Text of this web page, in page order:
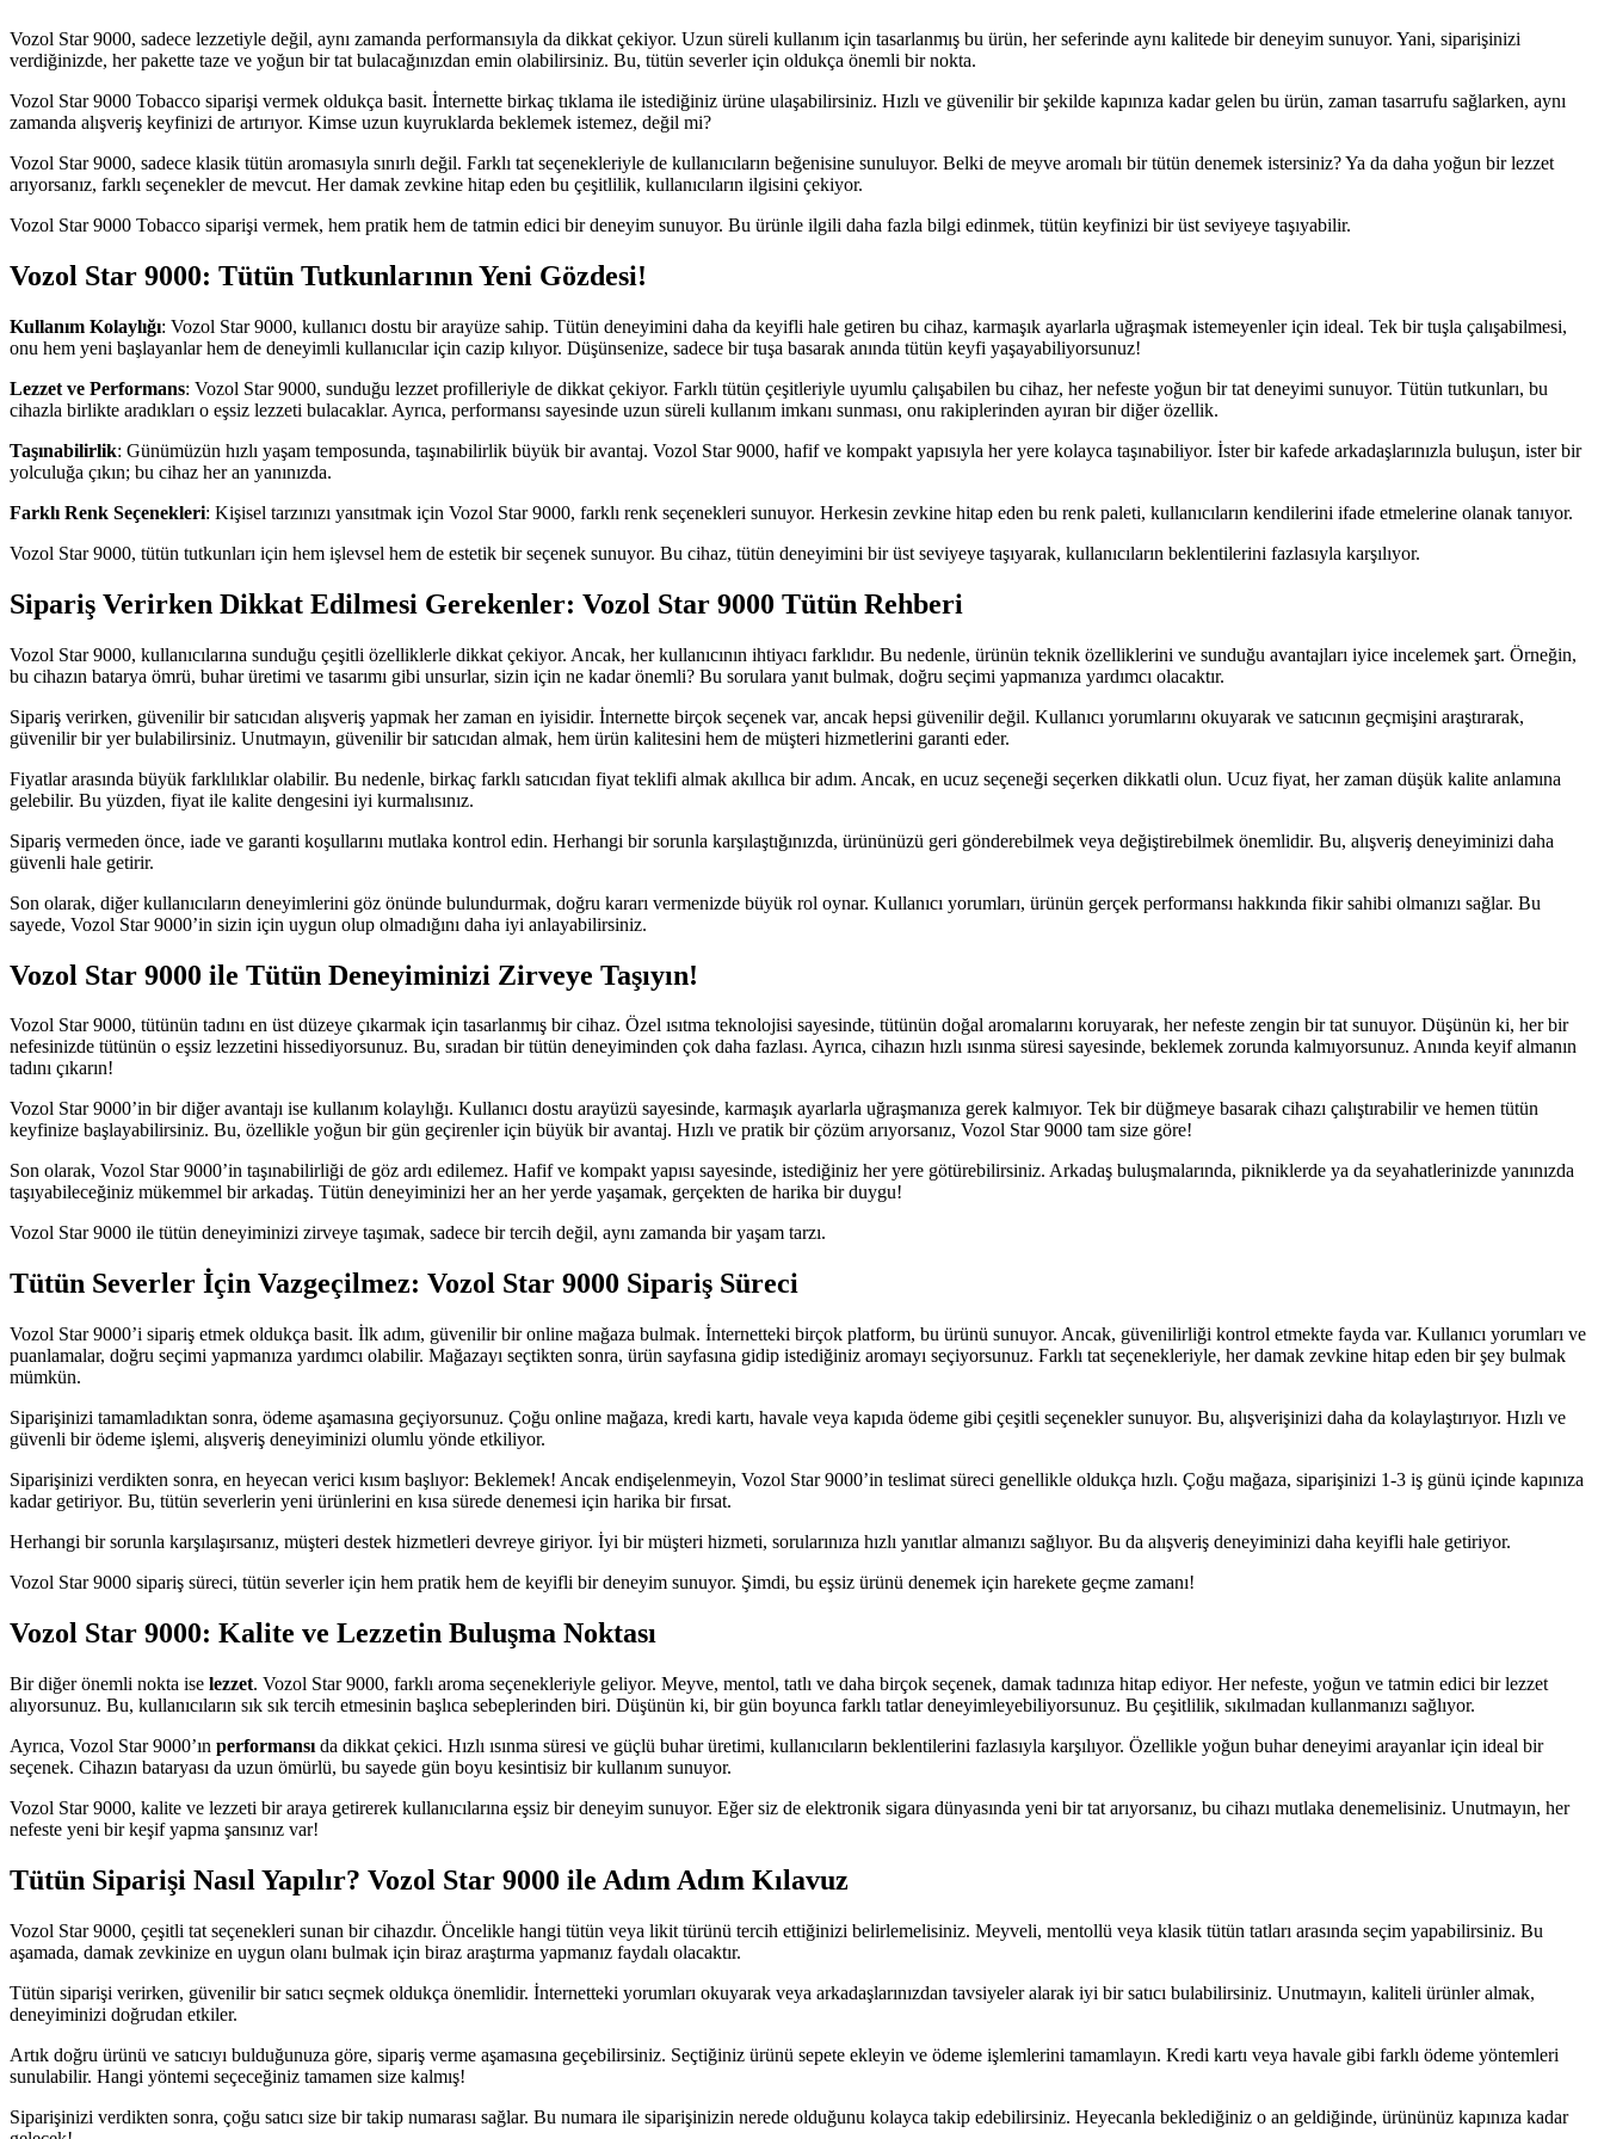
Vozol Star 9000, sadece lezzetiyle değil, aynı zamanda performansıyla da dikkat çekiyor. Uzun süreli kullanım için tasarlanmış bu ürün, her seferinde aynı kalitede bir deneyim sunuyor. Yani, siparişinizi
verdiğinizde, her pakette taze ve yoğun bir tat bulacağınızdan emin olabilirsiniz. Bu, tütün severler için oldukça önemli bir nokta.
Vozol Star 9000 Tobacco siparişi vermek oldukça basit. İnternette birkaç tıklama ile istediğiniz ürüne ulaşabilirsiniz. Hızlı ve güvenilir bir şekilde kapınıza kadar gelen bu ürün, zaman tasarrufu sağlarken, aynı
zamanda alışveriş keyfinizi de artırıyor. Kimse uzun kuyruklarda beklemek istemez, değil mi?
Vozol Star 9000, sadece klasik tütün aromasıyla sınırlı değil. Farklı tat seçenekleriyle de kullanıcıların beğenisine sunuluyor. Belki de meyve aromalı bir tütün denemek istersiniz? Ya da daha yoğun bir lezzet
arıyorsanız, farklı seçenekler de mevcut. Her damak zevkine hitap eden bu çeşitlilik, kullanıcıların ilgisini çekiyor.
Vozol Star 9000 Tobacco siparişi vermek, hem pratik hem de tatmin edici bir deneyim sunuyor. Bu ürünle ilgili daha fazla bilgi edinmek, tütün keyfinizi bir üst seviyeye taşıyabilir.
Vozol Star 9000: Tütün Tutkunlarının Yeni Gözdesi!
Kullanım Kolaylığı: Vozol Star 9000, kullanıcı dostu bir arayüze sahip. Tütün deneyimini daha da keyifli hale getiren bu cihaz, karmaşık ayarlarla uğraşmak istemeyenler için ideal. Tek bir tuşla çalışabilmesi,
onu hem yeni başlayanlar hem de deneyimli kullanıcılar için cazip kılıyor. Düşünsenize, sadece bir tuşa basarak anında tütün keyfi yaşayabiliyorsunuz!
Lezzet ve Performans: Vozol Star 9000, sunduğu lezzet profilleriyle de dikkat çekiyor. Farklı tütün çeşitleriyle uyumlu çalışabilen bu cihaz, her nefeste yoğun bir tat deneyimi sunuyor. Tütün tutkunları, bu
cihazla birlikte aradıkları o eşsiz lezzeti bulacaklar. Ayrıca, performansı sayesinde uzun süreli kullanım imkanı sunması, onu rakiplerinden ayıran bir diğer özellik.
Taşınabilirlik: Günümüzün hızlı yaşam temposunda, taşınabilirlik büyük bir avantaj. Vozol Star 9000, hafif ve kompakt yapısıyla her yere kolayca taşınabiliyor. İster bir kafede arkadaşlarınızla buluşun, ister bir
yolculuğa çıkın; bu cihaz her an yanınızda.
Farklı Renk Seçenekleri: Kişisel tarzınızı yansıtmak için Vozol Star 9000, farklı renk seçenekleri sunuyor. Herkesin zevkine hitap eden bu renk paleti, kullanıcıların kendilerini ifade etmelerine olanak tanıyor.
Vozol Star 9000, tütün tutkunları için hem işlevsel hem de estetik bir seçenek sunuyor. Bu cihaz, tütün deneyimini bir üst seviyeye taşıyarak, kullanıcıların beklentilerini fazlasıyla karşılıyor.
Sipariş Verirken Dikkat Edilmesi Gerekenler: Vozol Star 9000 Tütün Rehberi
Vozol Star 9000, kullanıcılarına sunduğu çeşitli özelliklerle dikkat çekiyor. Ancak, her kullanıcının ihtiyacı farklıdır. Bu nedenle, ürünün teknik özelliklerini ve sunduğu avantajları iyice incelemek şart. Örneğin,
bu cihazın batarya ömrü, buhar üretimi ve tasarımı gibi unsurlar, sizin için ne kadar önemli? Bu sorulara yanıt bulmak, doğru seçimi yapmanıza yardımcı olacaktır.
Sipariş verirken, güvenilir bir satıcıdan alışveriş yapmak her zaman en iyisidir. İnternette birçok seçenek var, ancak hepsi güvenilir değil. Kullanıcı yorumlarını okuyarak ve satıcının geçmişini araştırarak,
güvenilir bir yer bulabilirsiniz. Unutmayın, güvenilir bir satıcıdan almak, hem ürün kalitesini hem de müşteri hizmetlerini garanti eder.
Fiyatlar arasında büyük farklılıklar olabilir. Bu nedenle, birkaç farklı satıcıdan fiyat teklifi almak akıllıca bir adım. Ancak, en ucuz seçeneği seçerken dikkatli olun. Ucuz fiyat, her zaman düşük kalite anlamına
gelebilir. Bu yüzden, fiyat ile kalite dengesini iyi kurmalısınız.
Sipariş vermeden önce, iade ve garanti koşullarını mutlaka kontrol edin. Herhangi bir sorunla karşılaştığınızda, ürününüzü geri gönderebilmek veya değiştirebilmek önemlidir. Bu, alışveriş deneyiminizi daha
güvenli hale getirir.
Son olarak, diğer kullanıcıların deneyimlerini göz önünde bulundurmak, doğru kararı vermenizde büyük rol oynar. Kullanıcı yorumları, ürünün gerçek performansı hakkında fikir sahibi olmanızı sağlar. Bu
sayede, Vozol Star 9000’in sizin için uygun olup olmadığını daha iyi anlayabilirsiniz.
Vozol Star 9000 ile Tütün Deneyiminizi Zirveye Taşıyın!
Vozol Star 9000, tütünün tadını en üst düzeye çıkarmak için tasarlanmış bir cihaz. Özel ısıtma teknolojisi sayesinde, tütünün doğal aromalarını koruyarak, her nefeste zengin bir tat sunuyor. Düşünün ki, her bir
nefesinizde tütünün o eşsiz lezzetini hissediyorsunuz. Bu, sıradan bir tütün deneyiminden çok daha fazlası. Ayrıca, cihazın hızlı ısınma süresi sayesinde, beklemek zorunda kalmıyorsunuz. Anında keyif almanın
tadını çıkarın!
Vozol Star 9000’in bir diğer avantajı ise kullanım kolaylığı. Kullanıcı dostu arayüzü sayesinde, karmaşık ayarlarla uğraşmanıza gerek kalmıyor. Tek bir düğmeye basarak cihazı çalıştırabilir ve hemen tütün
keyfinize başlayabilirsiniz. Bu, özellikle yoğun bir gün geçirenler için büyük bir avantaj. Hızlı ve pratik bir çözüm arıyorsanız, Vozol Star 9000 tam size göre!
Son olarak, Vozol Star 9000’in taşınabilirliği de göz ardı edilemez. Hafif ve kompakt yapısı sayesinde, istediğiniz her yere götürebilirsiniz. Arkadaş buluşmalarında, pikniklerde ya da seyahatlerinizde yanınızda
taşıyabileceğiniz mükemmel bir arkadaş. Tütün deneyiminizi her an her yerde yaşamak, gerçekten de harika bir duygu!
Vozol Star 9000 ile tütün deneyiminizi zirveye taşımak, sadece bir tercih değil, aynı zamanda bir yaşam tarzı.
Tütün Severler İçin Vazgeçilmez: Vozol Star 9000 Sipariş Süreci
Vozol Star 9000’i sipariş etmek oldukça basit. İlk adım, güvenilir bir online mağaza bulmak. İnternetteki birçok platform, bu ürünü sunuyor. Ancak, güvenilirliği kontrol etmekte fayda var. Kullanıcı yorumları ve
puanlamalar, doğru seçimi yapmanıza yardımcı olabilir. Mağazayı seçtikten sonra, ürün sayfasına gidip istediğiniz aromayı seçiyorsunuz. Farklı tat seçenekleriyle, her damak zevkine hitap eden bir şey bulmak
mümkün.
Siparişinizi tamamladıktan sonra, ödeme aşamasına geçiyorsunuz. Çoğu online mağaza, kredi kartı, havale veya kapıda ödeme gibi çeşitli seçenekler sunuyor. Bu, alışverişinizi daha da kolaylaştırıyor. Hızlı ve
güvenli bir ödeme işlemi, alışveriş deneyiminizi olumlu yönde etkiliyor.
Siparişinizi verdikten sonra, en heyecan verici kısım başlıyor: Beklemek! Ancak endişelenmeyin, Vozol Star 9000’in teslimat süreci genellikle oldukça hızlı. Çoğu mağaza, siparişinizi 1-3 iş günü içinde kapınıza
kadar getiriyor. Bu, tütün severlerin yeni ürünlerini en kısa sürede denemesi için harika bir fırsat.
Herhangi bir sorunla karşılaşırsanız, müşteri destek hizmetleri devreye giriyor. İyi bir müşteri hizmeti, sorularınıza hızlı yanıtlar almanızı sağlıyor. Bu da alışveriş deneyiminizi daha keyifli hale getiriyor.
Vozol Star 9000 sipariş süreci, tütün severler için hem pratik hem de keyifli bir deneyim sunuyor. Şimdi, bu eşsiz ürünü denemek için harekete geçme zamanı!
Vozol Star 9000: Kalite ve Lezzetin Buluşma Noktası
Bir diğer önemli nokta ise lezzet. Vozol Star 9000, farklı aroma seçenekleriyle geliyor. Meyve, mentol, tatlı ve daha birçok seçenek, damak tadınıza hitap ediyor. Her nefeste, yoğun ve tatmin edici bir lezzet
alıyorsunuz. Bu, kullanıcıların sık sık tercih etmesinin başlıca sebeplerinden biri. Düşünün ki, bir gün boyunca farklı tatlar deneyimleyebiliyorsunuz. Bu çeşitlilik, sıkılmadan kullanmanızı sağlıyor.
Ayrıca, Vozol Star 9000’ın performansı da dikkat çekici. Hızlı ısınma süresi ve güçlü buhar üretimi, kullanıcıların beklentilerini fazlasıyla karşılıyor. Özellikle yoğun buhar deneyimi arayanlar için ideal bir
seçenek. Cihazın bataryası da uzun ömürlü, bu sayede gün boyu kesintisiz bir kullanım sunuyor.
Vozol Star 9000, kalite ve lezzeti bir araya getirerek kullanıcılarına eşsiz bir deneyim sunuyor. Eğer siz de elektronik sigara dünyasında yeni bir tat arıyorsanız, bu cihazı mutlaka denemelisiniz. Unutmayın, her
nefeste yeni bir keşif yapma şansınız var!
Tütün Siparişi Nasıl Yapılır? Vozol Star 9000 ile Adım Adım Kılavuz
Vozol Star 9000, çeşitli tat seçenekleri sunan bir cihazdır. Öncelikle hangi tütün veya likit türünü tercih ettiğinizi belirlemelisiniz. Meyveli, mentollü veya klasik tütün tatları arasında seçim yapabilirsiniz. Bu
aşamada, damak zevkinize en uygun olanı bulmak için biraz araştırma yapmanız faydalı olacaktır.
Tütün siparişi verirken, güvenilir bir satıcı seçmek oldukça önemlidir. İnternetteki yorumları okuyarak veya arkadaşlarınızdan tavsiyeler alarak iyi bir satıcı bulabilirsiniz. Unutmayın, kaliteli ürünler almak,
deneyiminizi doğrudan etkiler.
Artık doğru ürünü ve satıcıyı bulduğunuza göre, sipariş verme aşamasına geçebilirsiniz. Seçtiğiniz ürünü sepete ekleyin ve ödeme işlemlerini tamamlayın. Kredi kartı veya havale gibi farklı ödeme yöntemleri
sunulabilir. Hangi yöntemi seçeceğiniz tamamen size kalmış!
Siparişinizi verdikten sonra, çoğu satıcı size bir takip numarası sağlar. Bu numara ile siparişinizin nerede olduğunu kolayca takip edebilirsiniz. Heyecanla beklediğiniz o an geldiğinde, ürününüz kapınıza kadar